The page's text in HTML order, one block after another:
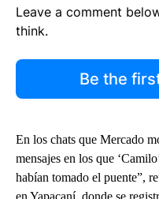
Leave a comment
think.
Be the
En los chats que Mercado
mensajes en los que
habían tomado el puente”,